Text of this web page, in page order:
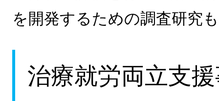
を開発するための調査研究
治療就労両立支